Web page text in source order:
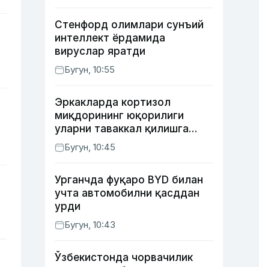
Стенфорд олимлари сунъий
интеллект ёрдамида
вируслар яратди
Бугун, 10:55
Эркакларда кортизол
миқдорининг юқорилиги
уларни таваккал қилишга
Бугун, 10:45
Урганчда фуқаро BYD билан
учта автомобилни қасддан
урди
Бугун, 10:43
Ўзбекистонда чорвачилик